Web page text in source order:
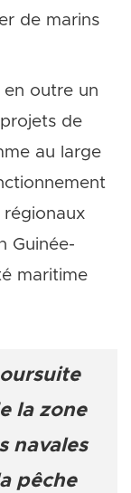
de marins
outre un
de
au large
régionaux
Guinée-
maritime
la zone
navales
pêche